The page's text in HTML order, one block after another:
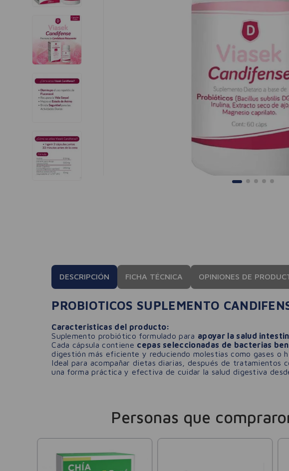
DESCRIPCIÓN FICHA TÉCNICA OPINIONES DE
PROBIOTICOS SUPLEMENTO
Caracteristicas del producto:
Suplemento probiótico formulado para apoyar la salud
Cada cápsula contiene cepas seleccionadas de bacterias
digestión más eficiente y reduciendo molestias como gases o
Ideal para acompañar dietas diarias, después de
una forma práctica y efectiva de cuidar la salud digestiva
Personas que